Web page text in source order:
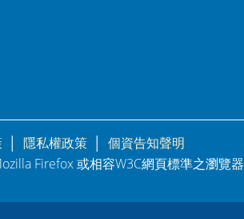
隱私權政策
個資告知聲明
Firefox 或相容W3C網頁標準之瀏覽器